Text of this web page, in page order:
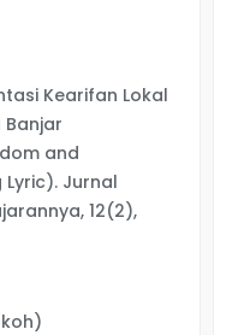
Kearifan Lokal
Banjar
and
Lyric). Jurnal
12(2),